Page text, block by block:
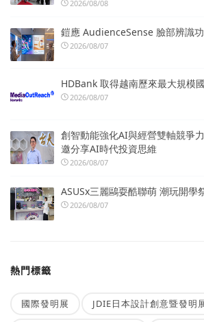
2026/08/08
鎧應 AudienceSense 臉部辨識
2026/08/07
HDBank 取得越南歷來最大規模
2026/08/07
創智動能強化AI與經營雙軸競爭
邀分享AI時代投資思維
2026/08/07
ASUSx三麗鷗耍酷聯萌 潮玩開學
2026/08/07
熱門標籤
國際發明展 JDIE日本設計創意暨發明